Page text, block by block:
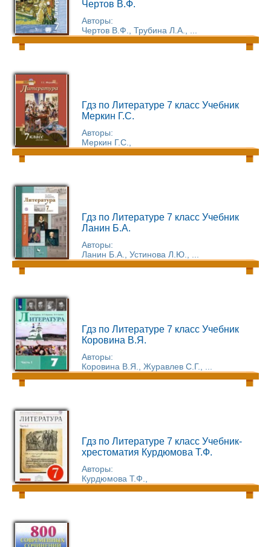
Чертов В.Ф.
Авторы:
Чертов В.Ф., Трубина Л.А., ...
Гдз по Литературе 7 класс Учебник
Меркин Г.С.
Авторы:
Меркин Г.С.,
Гдз по Литературе 7 класс Учебник
Ланин Б.А.
Авторы:
Ланин Б.А., Устинова Л.Ю., ...
Гдз по Литературе 7 класс Учебник
Коровина В.Я.
Авторы:
Коровина В.Я., Журавлев С.Г., ...
Гдз по Литературе 7 класс Учебник-
хрестоматия Курдюмова Т.Ф.
Авторы:
Курдюмова Т.Ф.,